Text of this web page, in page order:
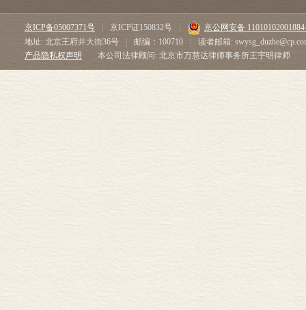
京ICP备05007371号 京ICP证150832号
京公网安备
地址: 北京王府井大街36号
邮编：100710
读者邮箱:
产品隐私权声明
本公司法律顾问: 北京市万慧达律师事务所王宇明律师